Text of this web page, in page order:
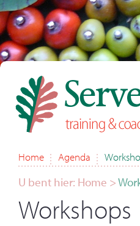
Home Agenda
U bent hier: Home >
Workshops